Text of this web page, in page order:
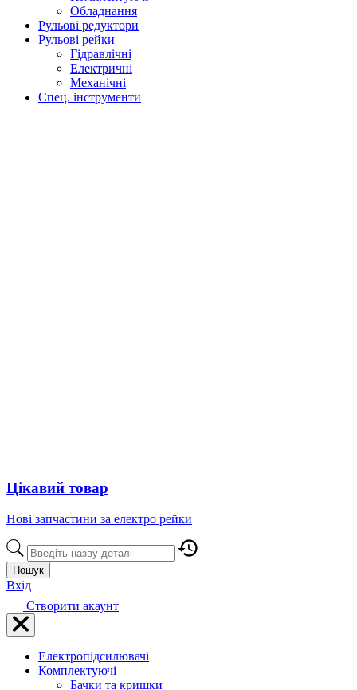
Обладнання
Рульові редуктори
Рульові рейки
Гідравлічні
Електричні
Механічні
Спец. інструменти
Цікавий товар
Нові запчастини за електро рейки
Пошук
Вхід
Створити акаунт
Електропідсилювачі
Комплектуючі
Бачки та кришки